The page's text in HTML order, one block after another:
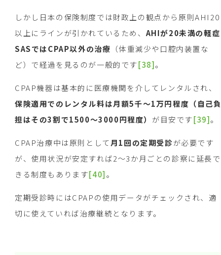
しかし日本の保険制度では財政上の観点から原則AHI20
以上にラインが引かれているため、 AHIが20未満の軽症
SASではCPAP以外の治療 （体重減少や口腔内装置な
ど）で経過を見るのが一般的です[38]。
CPAP機器は基本的に医療機関を介してレンタルされ、
保険適用でのレンタル料は月額5千～1万円程度（自己
担はその3割で1500～3000円程度） が目安です[39]。
CPAP治療中は原則として月1回の定期受診が必要です
が、使用状況が安定すれば2～3か月ごとの診察に延長で
きる制度もあります[40]。
定期受診時にはCPAPの使用データがチェックされ、適
切に使えていれば治療継続となります。